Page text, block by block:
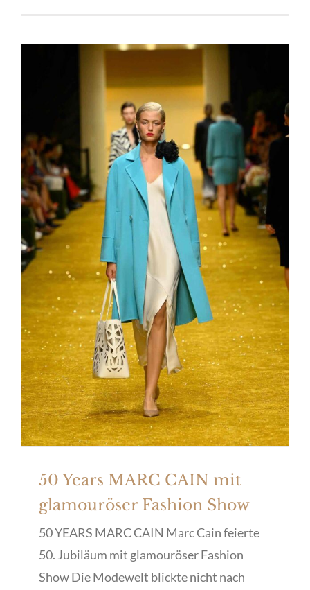
50 Years MARC CAIN mit
glamouröser Fashion Show
50 Years MARC CAIN mit
glamouröser Fashion Show
50 YEARS MARC CAIN Marc Cain feierte
50. Jubiläum mit glamouröser Fashion
Show Die Modewelt blickte nicht nach